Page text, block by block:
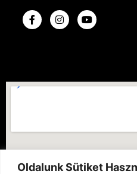
Oldalunk Sütiket